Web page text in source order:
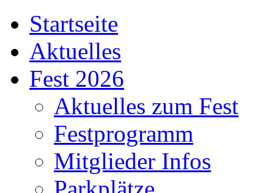
Startseite
Aktuelles
Fest 2026
Aktuelles zum Fest
Festprogramm
Mitglieder Infos